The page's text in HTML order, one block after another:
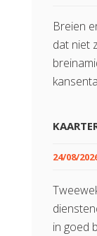
Breien
dat niet
24/08/
in goed